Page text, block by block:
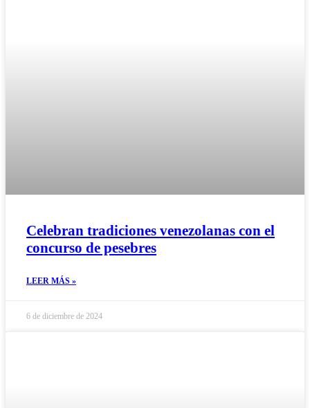
Celebran tradiciones venezolanas con el
concurso de pesebres
LEER MÁS »
6 de diciembre de 2024